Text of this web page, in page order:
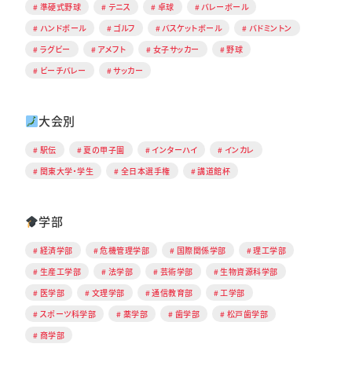
準硬式野球 テニス 卓球
バレーボール
ハンドボール
ゴルフ バスケットボール
バドミントン
ラグビー
アメフト 女子サッカー
野球
ビーチバレー
サッカー
大会別
駅伝 夏の甲子園 インターハイ
インカレ
関東大学・学生
全日本選手権 講道館杯
学部
経済学部 危機管理学部 国際関係学部
理工学部
生産工学部
法学部 芸術学部
生物資源科学部
医学部
文理学部 通信教育部
工学部
スポーツ科学部
薬学部 歯学部
松戸歯学部
商学部